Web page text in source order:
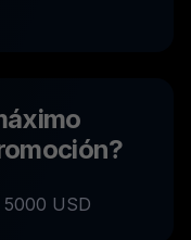
5000 USD